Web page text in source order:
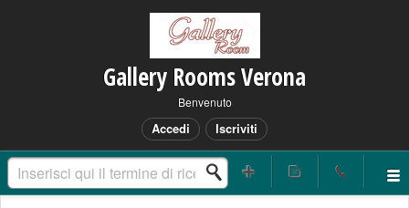
Gallery Rooms Verona
Benvenuto
Accedi Iscriviti